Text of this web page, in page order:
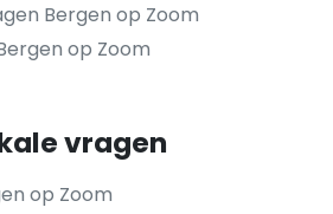
Bergen op Zoom
op Zoom
vragen
op Zoom